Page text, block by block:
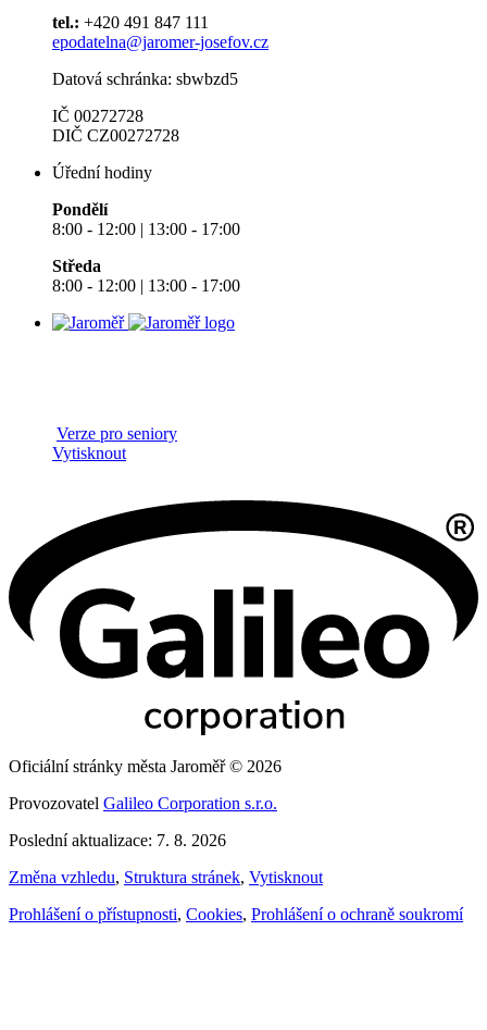
tel.: +420 491 847 111
epodatelna@jaromer-josefov.cz
Datová schránka: sbwbzd5
IČ 00272728
DIČ CZ00272728
Úřední hodiny
Pondělí
8:00 - 12:00 | 13:00 - 17:00
Středa
8:00 - 12:00 | 13:00 - 17:00
Verze pro seniory
Vytisknout
Oficiální stránky města Jaroměř © 2026
Provozovatel Galileo Corporation s.r.o.
Poslední aktualizace: 7. 8. 2026
Změna vzhledu, Struktura stránek, Vytisknout
Prohlášení o přístupnosti, Cookies, Prohlášení o ochraně soukromí